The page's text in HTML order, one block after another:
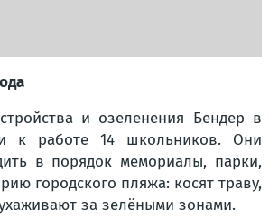
и озеленения Бендер в
к работе 14 школьников. Они
в порядок мемориалы, парки,
городского пляжа: косят траву,
за зелёными зонами.